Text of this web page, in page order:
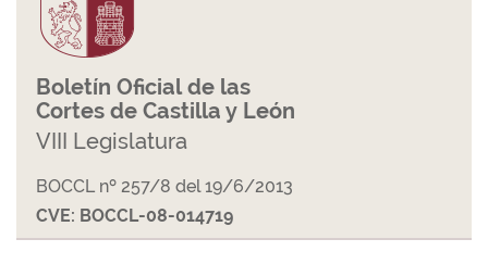
Boletín Oficial de las
Cortes de Castilla y León
VIII Legislatura
BOCCL nº 257/8 del 19/6/2013
CVE: BOCCL-08-014719